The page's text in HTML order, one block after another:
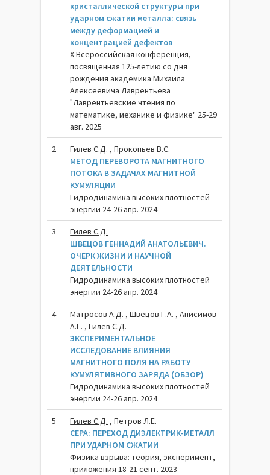
кристаллической структуры при
ударном сжатии металла: связь
между деформацией и
концентрацией дефектов
X Всероссийская конференция,
посвященная 125-летию со дня
рождения академика Михаила
Алексеевича Лаврентьева
"Лаврентьевские чтения по
математике, механике и физике" 25-29
авг. 2025
2 Гилев С.Д. , Прокопьев В.С.
МЕТОД ПЕРЕВОРОТА МАГНИТНОГО
ПОТОКА В ЗАДАЧАХ МАГНИТНОЙ
КУМУЛЯЦИИ
Гидродинамика высоких плотностей
энергии 24-26 апр. 2024
3
Гилев С.Д.
ШВЕЦОВ ГЕННАДИЙ АНАТОЛЬЕВИЧ.
ОЧЕРК ЖИЗНИ И НАУЧНОЙ
ДЕЯТЕЛЬНОСТИ
Гидродинамика высоких плотностей
энергии 24-26 апр. 2024
4
Матросов А.Д. , Швецов Г.А. , Анисимов
А.Г. ,Гилев С.Д.
ЭКСПЕРИМЕНТАЛЬНОЕ
ИССЛЕДОВАНИЕ ВЛИЯНИЯ
МАГНИТНОГО ПОЛЯ НА РАБОТУ
КУМУЛЯТИВНОГО ЗАРЯДА (ОБЗОР)
Гидродинамика высоких плотностей
энергии 24-26 апр. 2024
5 Гилев С.Д. , Петров Л.Е.
СЕРА: ПЕРЕХОД ДИЭЛЕКТРИК-МЕТАЛЛ
ПРИ УДАРНОМ СЖАТИИ
Физика взрыва: теория, эксперимент,
приложения 18-21 сент. 2023